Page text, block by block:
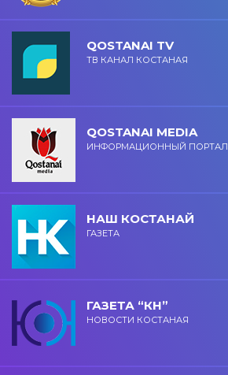
QOSTANAI TV
ТВ КАНАЛ КОСТАНАЯ
QOSTANAI MEDIA
ИНФОРМАЦИОННЫЙ ПОРТАЛ
НАШ КОСТАНАЙ
ГАЗЕТА
ГАЗЕТА “КН”
НОВОСТИ КОСТАНАЯ